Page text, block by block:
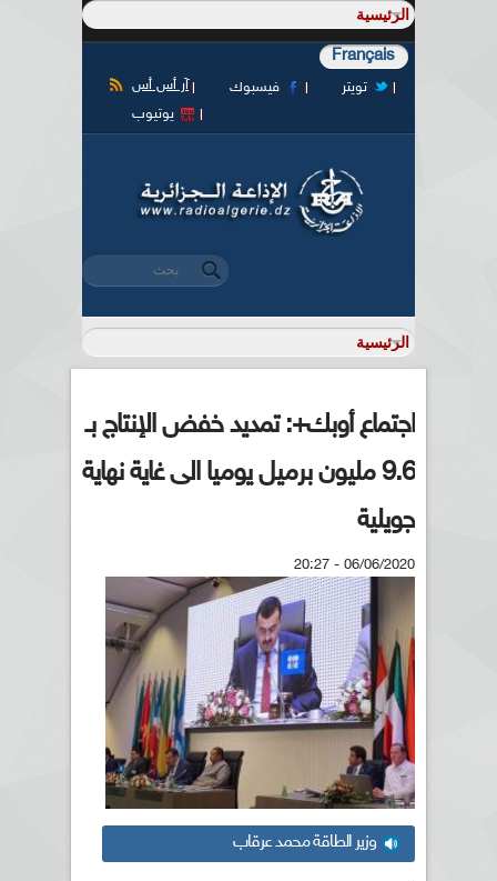
Français
آر أس أس فيسبوك
تويتر
يوتيوب
استمارة البحث
‏بحث ‏
اجتماع أوبك+: تمديد خفض الإنتاج بـ
9.6 مليون برميل يوميا الى غاية نهاية
جويلية
06/06/2020 - 20:27
وزير الطاقة محمد عرقاب